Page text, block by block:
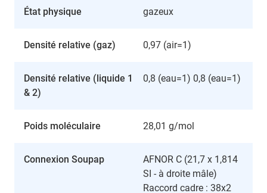
État physique gazeux
Densité relative (gaz) 0,97 (air=1)
Densité relative (liquide 1
& 2)
0,8 (eau=1) 0,8 (eau=1)
Poids moléculaire 28,01 g/mol
Connexion Soupap
AFNOR C (21,7 x 1,814
SI - à droite mâle)
Raccord cadre : 38x2